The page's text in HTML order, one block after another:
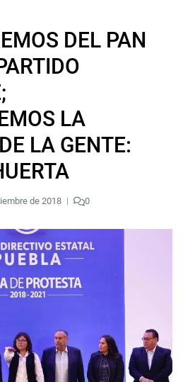
DEL PAN
LA
LA GENTE:
de 2018 0